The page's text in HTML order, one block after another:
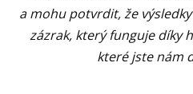
a mohu potvrdit, že
zázrak, který funguje díky
které jste nám